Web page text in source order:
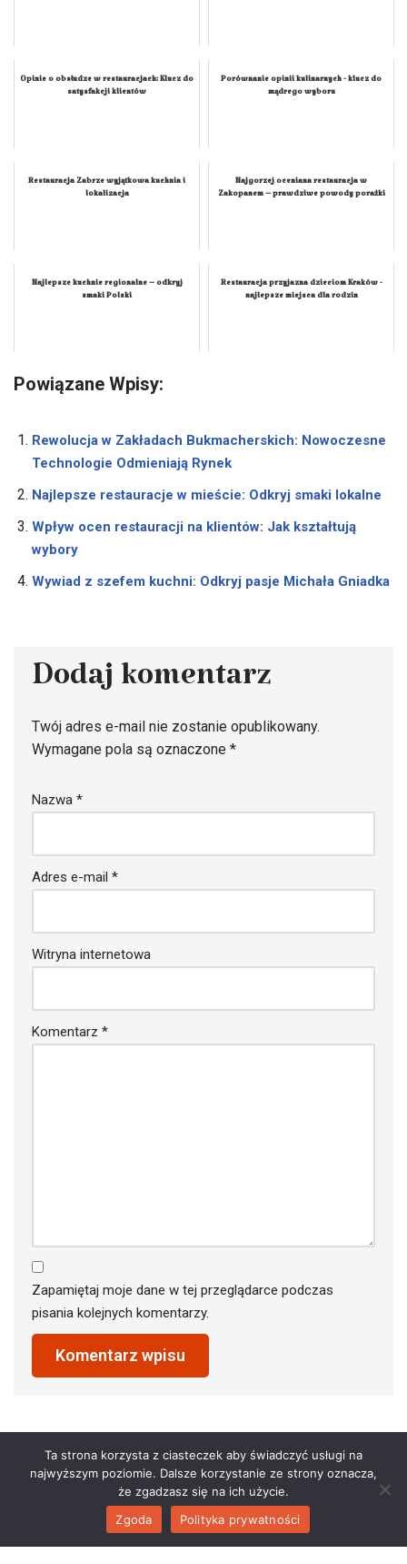
Opinie o obsłudze w restauracjach: Klucz do
satysfakcji klientów
Porównanie opinii kulinarnych - klucz do
mądrego wyboru
Restauracja Zabrze wyjątkowa kuchnia i
lokalizacja
Najgorzej oceniana restauracja w
Zakopanem – prawdziwe powody porażki
Najlepsze kuchnie regionalne – odkryj
smaki Polski
Restauracja przyjazna dzieciom Kraków -
najlepsze miejsca dla rodzin
Powiązane Wpisy:
Rewolucja w Zakładach Bukmacherskich: Nowoczesne
Technologie Odmieniają Rynek
Najlepsze restauracje w mieście: Odkryj smaki lokalne
Wpływ ocen restauracji na klientów: Jak kształtują
wybory
Wywiad z szefem kuchni: Odkryj pasje Michała Gniadka
Dodaj komentarz
Twój adres e-mail nie zostanie opublikowany.
Wymagane pola są oznaczone *
Nazwa *
Adres e-mail *
Witryna internetowa
Komentarz *
Zapamiętaj moje dane w tej przeglądarce podczas
pisania kolejnych komentarzy.
2023 © restauracjaathena.pl. All Rights Reserved.
Ta strona korzysta z ciasteczek aby świadczyć usługi na
najwyższym poziomie. Dalsze korzystanie ze strony oznacza,
że zgadzasz się na ich użycie.
Zgoda
Polityka prywatności